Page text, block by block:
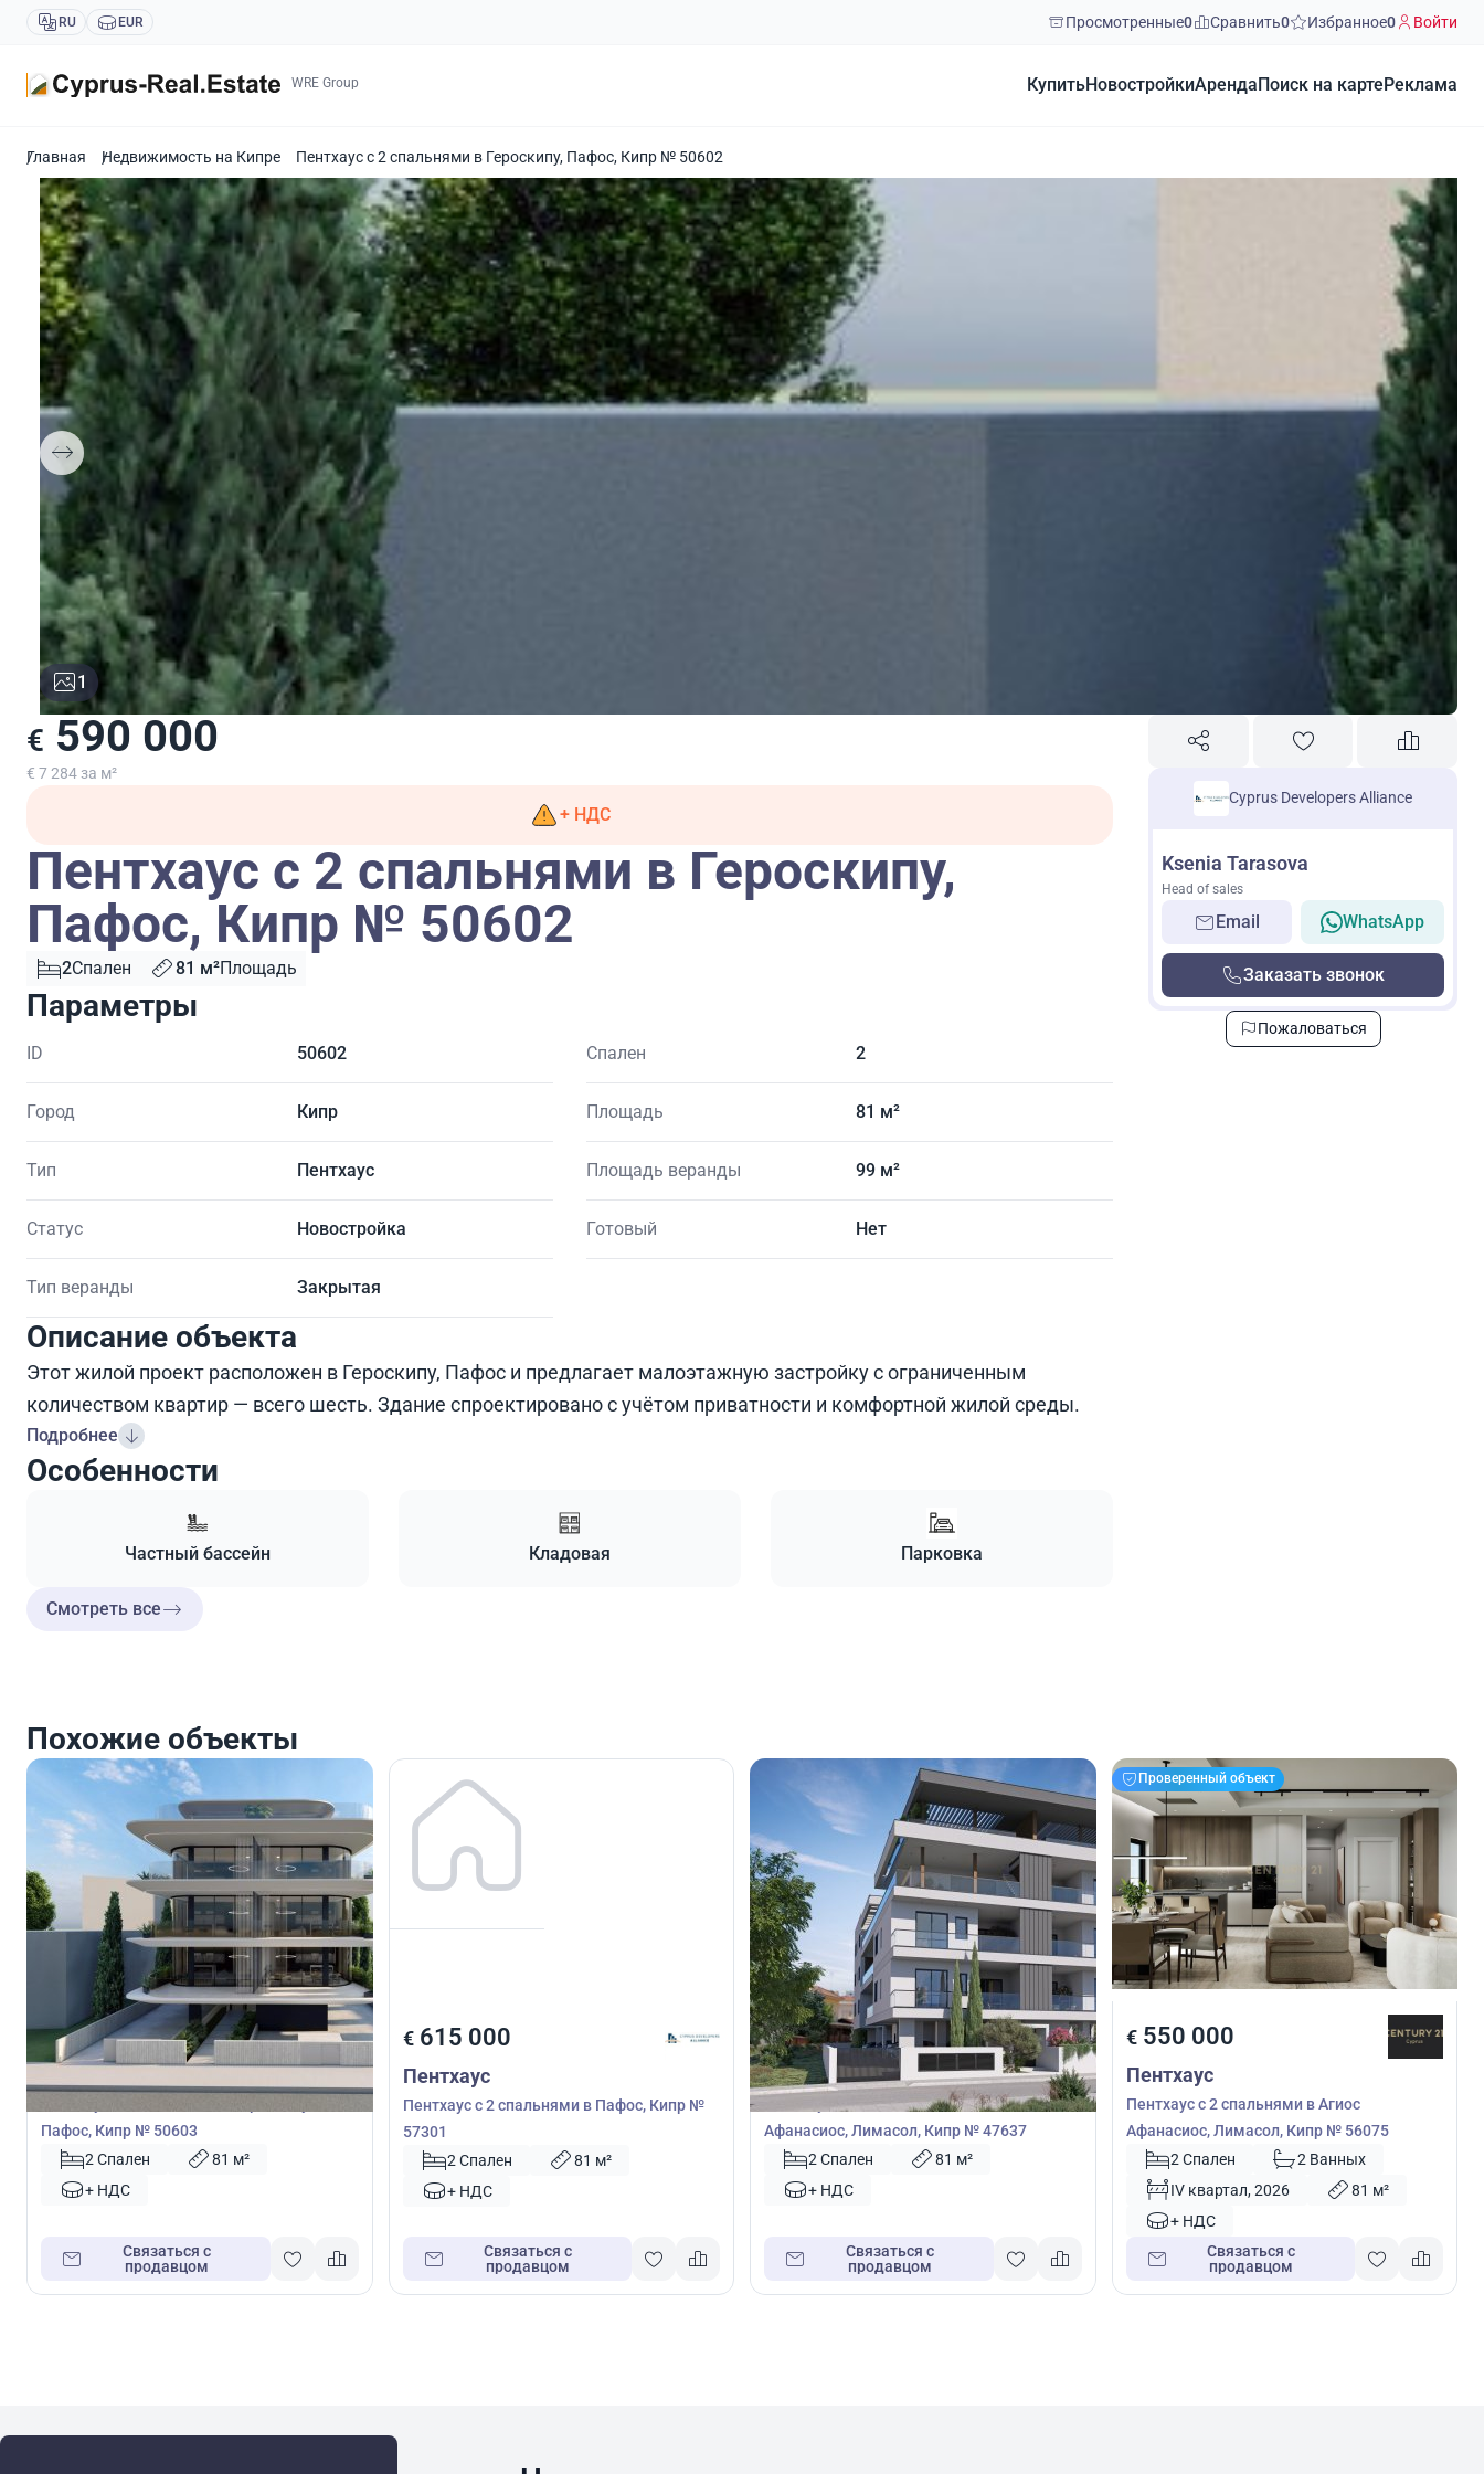
RU EUR Просмотренные0 Сравнить0 Избранное0 Войти
WRE Group КупитьНовостройкиАренда Поиск на карте Реклама
Главная Недвижимость на Кипре Пентхаус с 2 спальнями в Героскипу, Пафос, Кипр № 50602
1
€ 590 000
€ 7 284 за м²
+ НДС
Пентхаус с 2 спальнями в Героскипу,
Пафос, Кипр № 50602
2Спален 81 м²Площадь
Параметры
ID 50602
Город Кипр
Тип Пентхаус
Статус Новостройка
Тип веранды Закрытая
Спален 2
Площадь 81 м²
Площадь веранды 99 м²
Готовый Нет
Описание объекта
Этот жилой проект расположен в Героскипу, Пафос и предлагает малоэтажную застройку с ограниченным
количеством квартир — всего шесть. Здание спроектировано с учётом приватности и комфортной жилой среды.
Подробнее
Особенности
Частный бассейн Кладовая Парковка
Смотреть все
Cyprus Developers Alliance
Ksenia Tarasova
Head of sales
Email WhatsApp
Заказать звонок
Пожаловаться
Похожие объекты
€590 000
Пентхаус
Пафос, Кипр № 50603
2 Спален
81 м²
+ НДС
Связаться с
продавцом
€615 000
Пентхаус
Пентхаус с 2 спальнями в Пафос, Кипр №
57301
2 Спален
81 м²
+ НДС
Связаться с
продавцом
€560 000
Пентхаус
Пентхаус с 2 спальнями в Агиос
Афанасиос, Лимасол, Кипр № 47637
2 Спален
81 м²
+ НДС
Связаться с
продавцом
Проверенный объект
€550 000
Пентхаус
Пентхаус с 2 спальнями в Агиос
Афанасиос, Лимасол, Кипр № 56075
2 Спален
2 Ванных
IV квартал, 2026
81 м²
+ НДС
Связаться с
продавцом